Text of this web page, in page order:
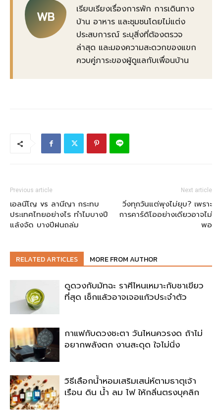
WB
เรียบเรียงเรื่องการพัก การเดินทาง
บ้าน อาหาร และชุมชนโดยไม่แต่ง
ประสบการณ์ ระบุสิ่งที่ต้องตรวจ
ล่าสุด และมองความสะดวกของแขก
ควบคู่ภาระของผู้ดูแลกับเพื่อนบ้าน
Previous article
เอลนีโญ vs ลานีญา กระทบ
ประเทศไทยอย่างไร ทำไมบางปี
แล้งจัด บางปีฝนถล่ม
Next article
วิ่งทุกวันแต่พุงไม่ยุบ? เพราะ
การคาร์ดิโออย่างเดียวอาจไม่
พอ
RELATED ARTICLES MORE FROM AUTHOR
ดูดวงกับมัทฉะ ราศีไหนเหมาะกับชาเขียว
ที่สุด เช็กแล้วอาจเจอแก้วประจำตัว
กาแฟกับดวงชะตา วันไหนควรงด ถ้าไม่
อยากพลังตก งานสะดุด ใจไม่นิ่ง
วิธีเลือกน้ำหอมเสริมเสน่ห์ตามธาตุเจ้า
เรือน ดิน น้ำ ลม ไฟ ให้กลิ่นตรงบุคลิก